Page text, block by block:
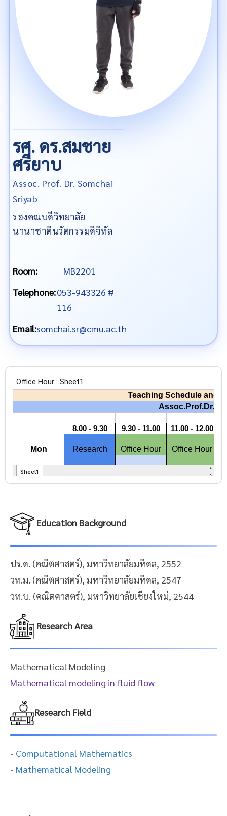
รศ. ดร.สมชาย
ศรียาบ
Assoc. Prof. Dr. Somchai
Sriyab
รองคณบดีวิทยาลัย
นานาชาตินวัตกรรมดิจิทัล
Room:
MB2201
Telephone:053-943326 #
116
Email:somchai.sr@cmu.ac.th
Education Background
ปร.ด. (คณิตศาสตร์), มหาวิทยาลัยมหิดล, 2552
วท.ม. (คณิตศาสตร์), มหาวิทยาลัยมหิดล, 2547
วท.บ. (คณิตศาสตร์), มหาวิทยาลัยเชียงใหม่, 2544
Research Area
Mathematical Modeling
Mathematical modeling in fluid flow
Research Field
- Computational Mathematics
- Mathematical Modeling